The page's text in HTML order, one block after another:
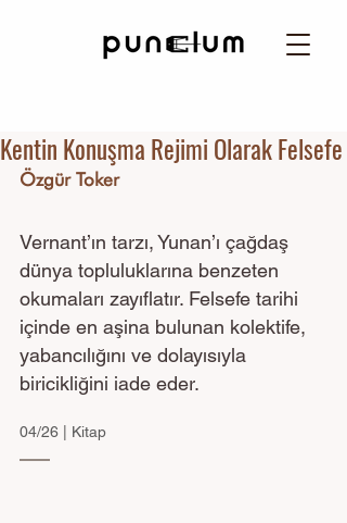
Kentin Konuşma Rejimi Olarak Felsefe
Özgür Toker
Vernant’ın tarzı, Yunan’ı çağdaş
dünya topluluklarına benzeten
okumaları zayıflatır. Felsefe tarihi
içinde en aşina bulunan kolektife,
yabancılığını ve dolayısıyla
biricikliğini iade eder.
04/26 | Kitap